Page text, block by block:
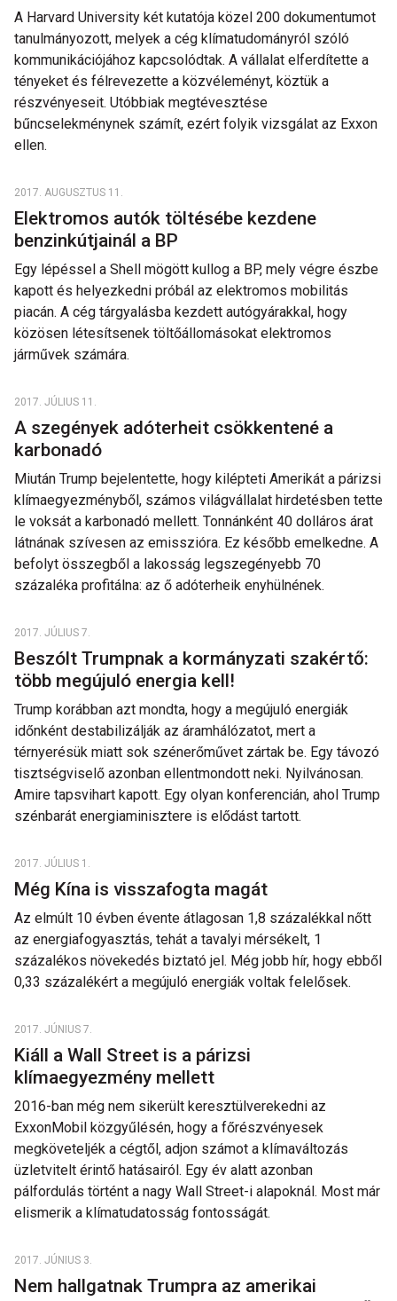
A Harvard University két kutatója közel 200 dokumentumot
tanulmányozott, melyek a cég klímatudományról szóló
kommunikációjához kapcsolódtak. A vállalat elferdítette a
tényeket és félrevezette a közvéleményt, köztük a
részvényeseit. Utóbbiak megtévesztése
bűncselekménynek számít, ezért folyik vizsgálat az Exxon
ellen.
2017. AUGUSZTUS 11.
Elektromos autók töltésébe kezdene
benzinkútjainál a BP
Egy lépéssel a Shell mögött kullog a BP, mely végre észbe
kapott és helyezkedni próbál az elektromos mobilitás
piacán. A cég tárgyalásba kezdett autógyárakkal, hogy
közösen létesítsenek töltőállomásokat elektromos
járművek számára.
2017. JÚLIUS 11.
A szegények adóterheit csökkentené a
karbonadó
Miután Trump bejelentette, hogy kilépteti Amerikát a párizsi
klímaegyezményből, számos világvállalat hirdetésben tette
le voksát a karbonadó mellett. Tonnánként 40 dolláros árat
látnának szívesen az emisszióra. Ez később emelkedne. A
befolyt összegből a lakosság legszegényebb 70
százaléka profitálna: az ő adóterheik enyhülnének.
2017. JÚLIUS 7.
Beszólt Trumpnak a kormányzati szakértő:
több megújuló energia kell!
Trump korábban azt mondta, hogy a megújuló energiák
időnként destabilizálják az áramhálózatot, mert a
térnyerésük miatt sok szénerőművet zártak be. Egy távozó
tisztségviselő azonban ellentmondott neki. Nyilvánosan.
Amire tapsvihart kapott. Egy olyan konferencián, ahol Trump
szénbarát energiaminisztere is elődást tartott.
2017. JÚLIUS 1.
Még Kína is visszafogta magát
Az elmúlt 10 évben évente átlagosan 1,8 százalékkal nőtt
az energiafogyasztás, tehát a tavalyi mérsékelt, 1
százalékos növekedés biztató jel. Még jobb hír, hogy ebből
0,33 százalékért a megújuló energiák voltak felelősek.
2017. JÚNIUS 7.
Kiáll a Wall Street is a párizsi
klímaegyezmény mellett
2016-ban még nem sikerült keresztülverekedni az
ExxonMobil közgyűlésén, hogy a főrészvényesek
megköveteljék a cégtől, adjon számot a klímaváltozás
üzletvitelt érintő hatásairól. Egy év alatt azonban
pálfordulás történt a nagy Wall Street-i alapoknál. Most már
elismerik a klímatudatosság fontosságát.
2017. JÚNIUS 3.
Nem hallgatnak Trumpra az amerikai